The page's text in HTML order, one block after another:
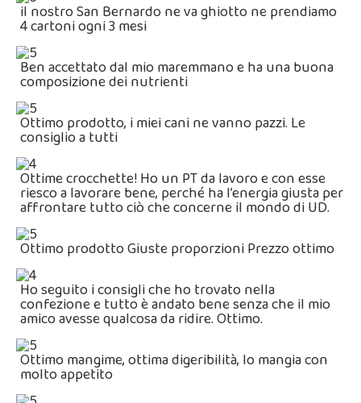
il nostro San Bernardo ne va ghiotto ne prendiamo
4 cartoni ogni 3 mesi
Ben accettato dal mio maremmano e ha una buona
composizione dei nutrienti
Ottimo prodotto, i miei cani ne vanno pazzi. Le
consiglio a tutti
Ottime crocchette! Ho un PT da lavoro e con esse
riesco a lavorare bene, perché ha l’energia giusta per
affrontare tutto ciò che concerne il mondo di UD.
Ottimo prodotto Giuste proporzioni Prezzo ottimo
Ho seguito i consigli che ho trovato nella
confezione e tutto è andato bene senza che il mio
amico avesse qualcosa da ridire. Ottimo.
Ottimo mangime, ottima digeribilità, lo mangia con
molto appetito